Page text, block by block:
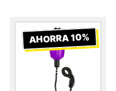
AHORRA 10%
El
precio
original
era:
€19,99.
El
precio
actual